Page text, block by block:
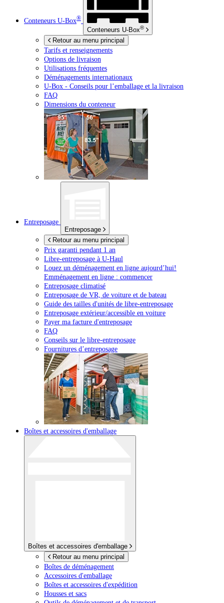
Conteneurs U-Box®
Conteneurs U-Box®
Retour au menu principal
Tarifs et renseignements
Options de livraison
Utilisations fréquentes
Déménagements internationaux
U-Box - Conseils pour l’emballage et la livraison
FAQ
Dimensions du conteneur
Entreposage
Entreposage
Retour au menu principal
Prix garanti pendant 1 an
Libre-entreposage à U-Haul
Louez un déménagement en ligne aujourd’hui!
Emménagement en ligne : commencer
Entreposage climatisé
Entreposage de VR, de voiture et de bateau
Guide des tailles d'unités de libre-entreposage
Entreposage extérieur/accessible en voiture
Payer ma facture d'entreposage
FAQ
Conseils sur le libre-entreposage
Fournitures d’entreposage
Boîtes et accessoires d'emballage
Boîtes et accessoires d'emballage
Retour au menu principal
Boîtes de déménagement
Accessoires d'emballage
Boîtes et accessoires d'expédition
Housses et sacs